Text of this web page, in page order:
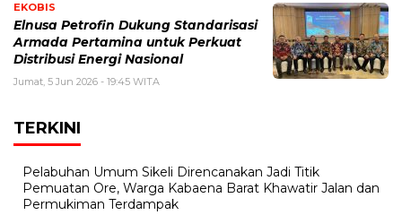
EKOBIS
Elnusa Petrofin Dukung Standarisasi
Armada Pertamina untuk Perkuat
Distribusi Energi Nasional
Jumat, 5 Jun 2026 - 19:45 WITA
TERKINI
Pelabuhan Umum Sikeli Direncanakan Jadi Titik
Pemuatan Ore, Warga Kabaena Barat Khawatir Jalan dan
Permukiman Terdampak